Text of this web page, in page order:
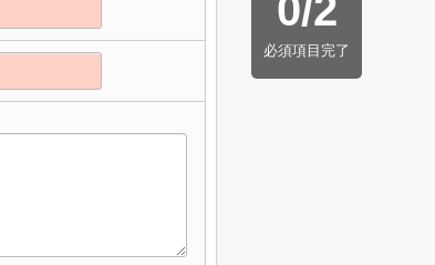
0/2
必須項目完了